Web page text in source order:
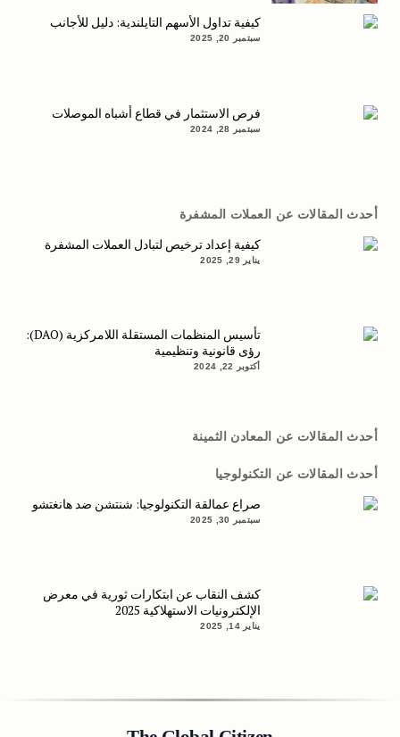
كيفية تداول الأسهم التايلندية: دليل للأجانب
سبتمبر 20, 2025
فرص الاستثمار في قطاع أشباه الموصلات
سبتمبر 28, 2024
أحدث المقالات عن العملات المشفرة
كيفية إعداد ترخيص لتبادل العملات المشفرة
يناير 29, 2025
تأسيس المنظمات المستقلة اللامركزية (DAO):
رؤى قانونية وتنظيمية
أكتوبر 22, 2024
أحدث المقالات عن المعادن الثمينة
أحدث المقالات عن التكنولوجيا
صراع عمالقة التكنولوجيا: شنتشن ضد هانغتشو
سبتمبر 30, 2025
كشف النقاب عن ابتكارات ثورية في معرض
الإلكترونيات الاستهلاكية 2025
يناير 14, 2025